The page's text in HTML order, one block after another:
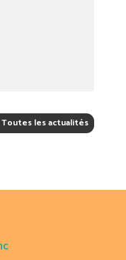
Toutes les actualités